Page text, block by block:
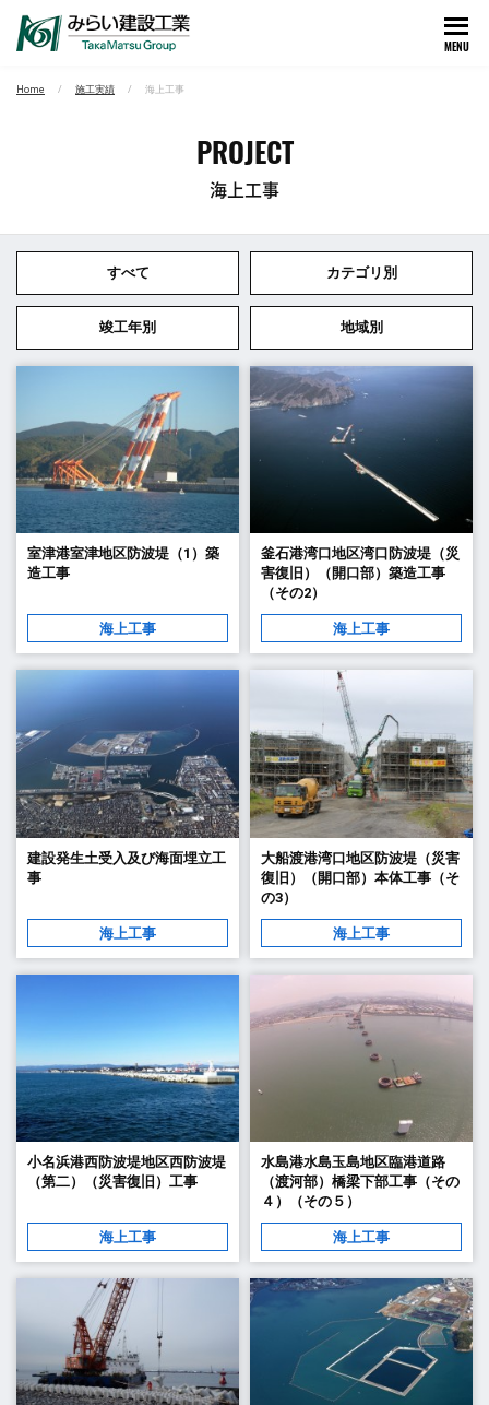
MENU
Home 施工実績 海上工事
PROJECT
海上工事
すべて カテゴリ別
竣工年別 地域別
室津港室津地区防波堤（1）築
造工事
海上工事
釜石港湾口地区湾口防波堤（災
害復旧）（開口部）築造工事
（その2）
海上工事
建設発生土受入及び海面埋立工
事
海上工事
大船渡港湾口地区防波堤（災害
復旧）（開口部）本体工事（そ
の3）
海上工事
小名浜港西防波堤地区西防波堤
（第二）（災害復旧）工事
海上工事
水島港水島玉島地区臨港道路
（渡河部）橋梁下部工事（その
４）（その５）
海上工事